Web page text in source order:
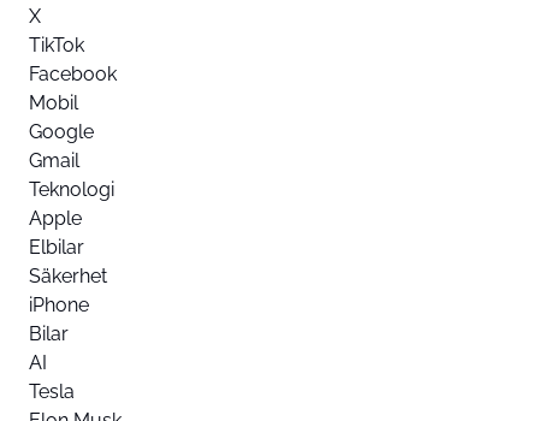
X
TikTok
Facebook
Mobil
Google
Gmail
Teknologi
Apple
Elbilar
Säkerhet
iPhone
Bilar
AI
Tesla